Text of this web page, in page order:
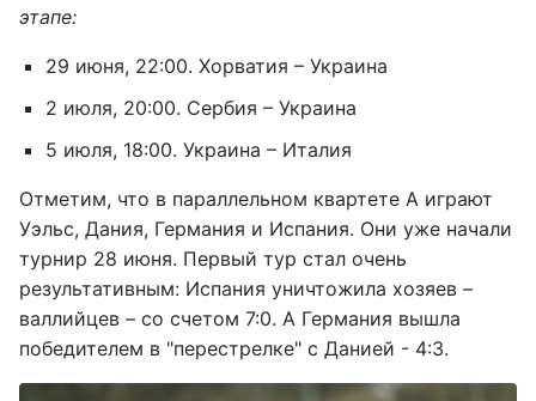
этапе:
29 июня, 22:00. Хорватия – Украина
2 июля, 20:00. Сербия – Украина
5 июля, 18:00. Украина – Италия
Отметим, что в параллельном квартете А играют
Уэльс, Дания, Германия и Испания. Они уже начали
турнир 28 июня. Первый тур стал очень
результативным: Испания уничтожила хозяев –
валлийцев – со счетом 7:0. А Германия вышла
победителем в "перестрелке" с Данией - 4:3.